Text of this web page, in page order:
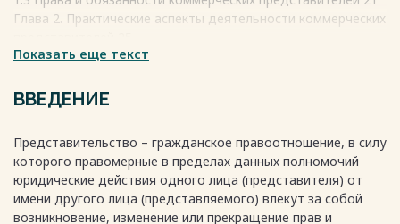
Глава 2. Практические аспекты деятельности коммерческих
2.1 Организация деятельности коммерческих
представителей 25
2.2 Оценка эффективности деятельности коммерческих
2.3 Проблемы и перспективы развития коммерческого
представительства 33
Глава 3. Анализ деятельности коммерческих
представителей в конкретной отрасли 37
Показать еще текст
ВВЕДЕНИЕ
Представительство – гражданское правоотношение, в силу
которого правомерные в пределах данных полномочий
юридические действия одного лица (представителя) от
имени другого лица (представляемого) влекут за собой
возникновение, изменение или прекращение прав и